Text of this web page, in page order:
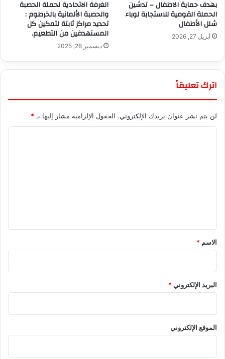
بهدف حماية الاطفال – تدشين
الحملة القومية للاستجابة لوباء
شلل الأطفال
أبريل 27, 2026
الغرفة الاتحادية لحملة الحصبة
والحصبة الألمانية بالخرطوم :
تحديد مراكز ثابتة لتمكين كل
المستهدفين من التطعيم.
ديسمبر 28, 2025
اترك تعليقاً
لن يتم نشر عنوان بريدك الإلكتروني. الحقول الإلزامية مشار إليها بـ *
*
الاسم *
البريد الإلكتروني*
الموقع الإلكتروني